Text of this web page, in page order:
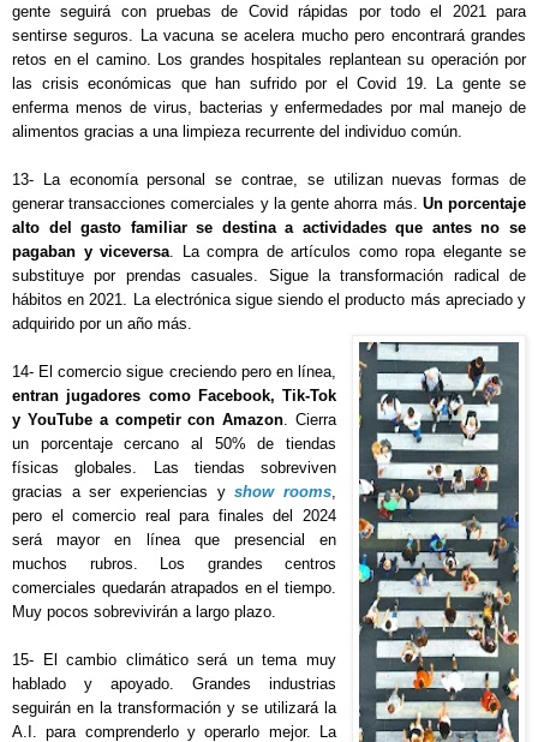
gente seguirá con pruebas de Covid rápidas por todo el 2021 para
sentirse seguros. La vacuna se acelera mucho pero encontrará grandes
retos en el camino. Los grandes hospitales replantean su operación por
las crisis económicas que han sufrido por el Covid 19. La gente se
enferma menos de virus, bacterias y enfermedades por mal manejo de
alimentos gracias a una limpieza recurrente del individuo común.
13- La economía personal se contrae, se utilizan nuevas formas de
generar transacciones comerciales y la gente ahorra más. Un porcentaje
alto del gasto familiar se destina a actividades que antes no se
pagaban y viceversa . La compra de artículos como ropa elegante se
substituye por prendas casuales. Sigue la transformación radical de
hábitos en 2021. La electrónica sigue siendo el producto más apreciado y
adquirido por un año más.
entran jugadores como Facebook, Tik-Tok
y YouTube a competir con Amazon . Cierra
un porcentaje cercano al 50% de tiendas
físicas globales. Las tiendas sobreviven
gracias a ser experiencias y show rooms
pero el comercio real para finales del 2024
será mayor en línea que presencial en
muchos rubros. Los grandes centros
comerciales quedarán atrapados en el tiempo.
Muy pocos sobrevivirán a largo plazo.
15- El cambio climático será un tema muy
hablado y apoyado. Grandes industrias
seguirán en la transformación y se utilizará la
A.I. para comprenderlo y operarlo mejor. La